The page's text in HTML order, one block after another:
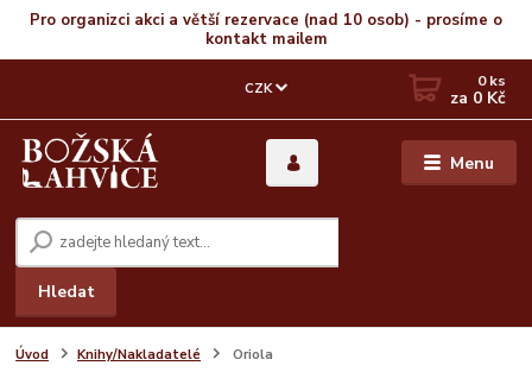
Pro organizci akci a větší rezervace (nad 10 osob) - prosíme o
kontakt mailem
Menu
CZK
Hledat
0ks
za 0 Kč
Úvod Knihy/Nakladatelé Oriola